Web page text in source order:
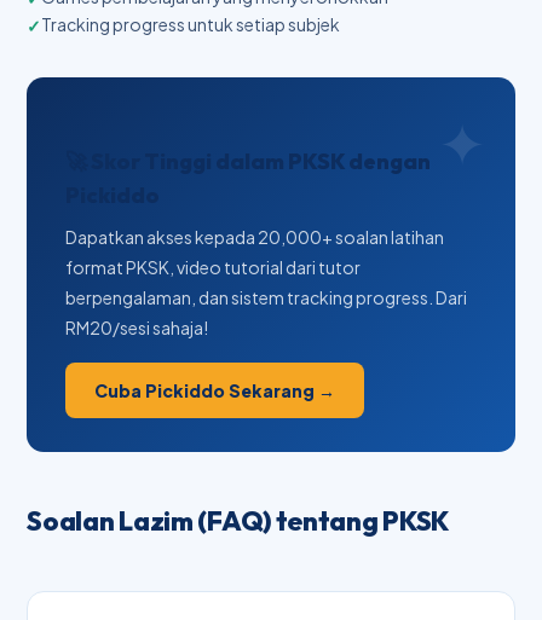
Tracking progress untuk setiap subjek
🚀 Skor Tinggi dalam PKSK dengan
Dapatkan akses kepada 20,000+ soalan latihan
format PKSK, video tutorial dari tutor
berpengalaman, dan sistem tracking progress. Dari
RM20/sesi sahaja!
Cuba Pickiddo Sekarang →
Soalan Lazim (FAQ) tentang PKSK